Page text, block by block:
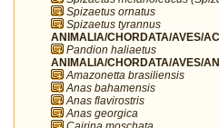
Spizaetus ornatus
Spizaetus tyrannus
ANIMALIA/CHORDATA/AVES/
Pandion haliaetus
ANIMALIA/CHORDATA/AVES/
Amazonetta brasiliensis
Anas bahamensis
Anas flavirostris
Anas georgica